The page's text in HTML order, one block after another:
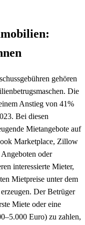
gehören
Die
Anstieg von 41%
Bei diesen
Mietangebote auf
Marketplace, Zillow
oder
interessierte Mieter,
Mietpreise unter dem
Der Betrüger
Miete oder eine
Euro) zu zahlen,